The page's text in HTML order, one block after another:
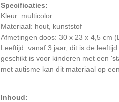
Specificaties:
Kleur: multicolor
Materiaal: hout, kunststof
Afmetingen doos: 30 x 23 x 4,5 cm
Leeftijd: vanaf 3 jaar, dit is de
geschikt is voor kinderen met een
met autisme kan dit materiaal op
Inhoud: